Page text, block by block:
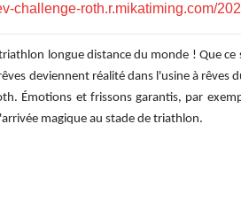
challenge-roth.r.mikatiming.com/
longue distance du monde ! Que
deviennent réalité dans l'usine à
Émotions et frissons garantis, par
magique au stade de triathlon.